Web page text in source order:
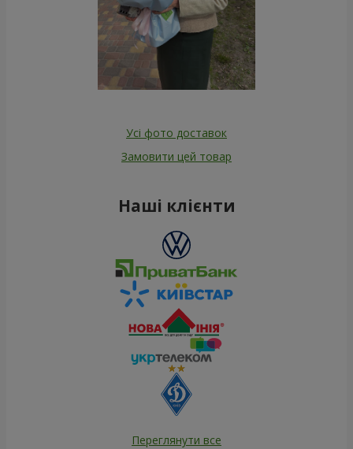
Усі фото доставок
Замовити цей товар
Наші клієнти
Переглянути все